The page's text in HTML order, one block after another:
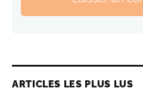
ARTICLES LES PLUS LUS